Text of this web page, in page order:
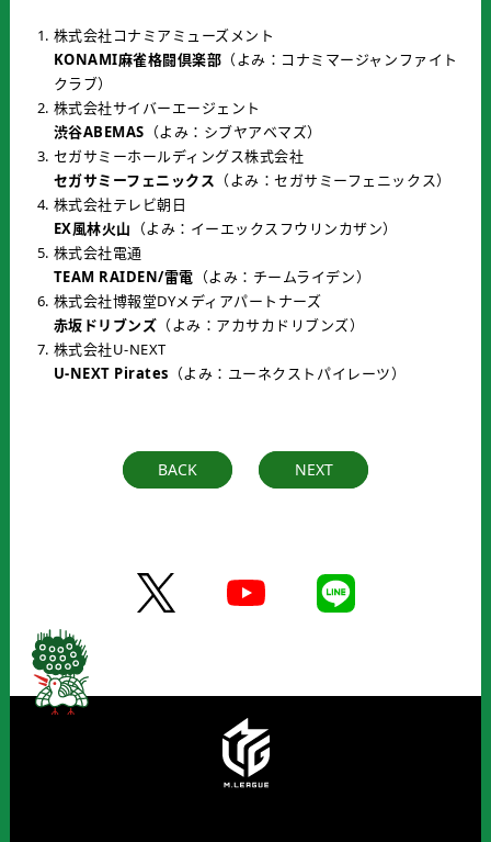
株式会社コナミアミューズメント
KONAMI麻雀格闘倶楽部 （よみ：コナミマージャンファイト
クラブ）
株式会社サイバーエージェント
渋谷ABEMAS （よみ：シブヤアベマズ）
セガサミーホールディングス株式会社
セガサミーフェニックス
（よみ：セガサミーフェニックス）
株式会社テレビ朝日
EX風林火山 （よみ：イーエックスフウリンカザン）
株式会社電通
TEAM RAIDEN/雷電 （よみ：チームライデン）
株式会社博報堂DYメディアパートナーズ
赤坂ドリブンズ （よみ：アカサカドリブンズ）
株式会社U-NEXT
U-NEXT Pirates （よみ：ユーネクストパイレーツ）
BACK NEXT